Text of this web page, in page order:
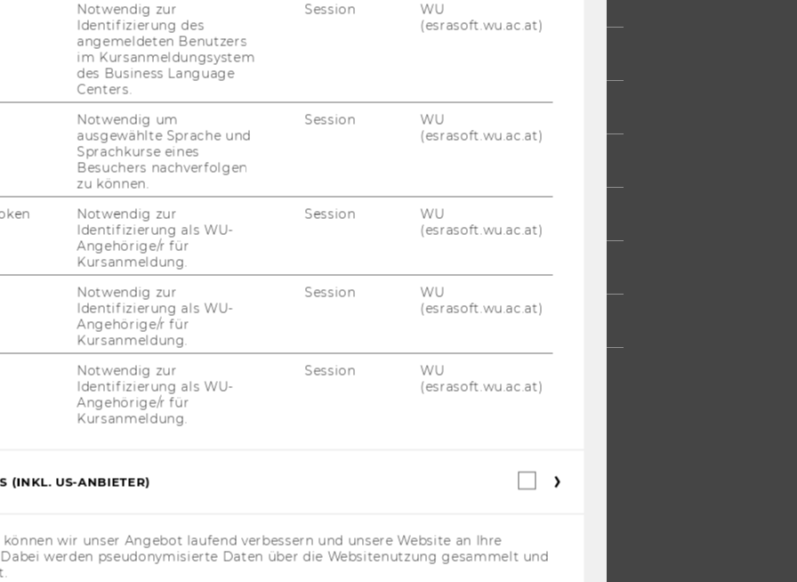
FORSCHUNG
FORSCHUNGSPORTAL
IMPACT DER FORSCHUNG
ORGANISATION DER
FORSCHUNG
FORSCHUNGSINFRASTRUKTUR
JOBS
STUDIERENDE
PRESSE
UNTERNEHMEN
Notwendig zur
Identifizierung des
angemeldeten Benutzers
im Kursanmeldungsystem
des Business Language
Centers.
Session
WU
(esrasoft.wu.ac.at)
Notwendig um
ausgewählte Sprache und
Sprachkurse eines
Besuchers nachverfolgen
zu können.
Session
WU
(esrasoft.wu.ac.at)
Notwendig zur
Identifizierung als WU-
Angehörige/r für
Kursanmeldung.
Session
WU
(esrasoft.wu.ac.at)
Notwendig zur
Identifizierung als WU-
Angehörige/r für
Kursanmeldung.
Session
WU
(esrasoft.wu.ac.at)
Notwendig zur
Identifizierung als WU-
Angehörige/r für
Kursanmeldung.
Session
WU
(esrasoft.wu.ac.at)
(INKL. US-ANBIETER)
Webstatistik
wir unser Angebot laufend verbessern und unsere Website an Ihre
werden pseudonymisierte Daten über die Websitenutzung gesammelt und